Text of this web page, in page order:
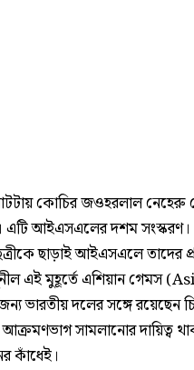
কোচির জওহরলাল নেহেরু
এটি আইএসএলের দশম সংস্করণ।
ছাড়াই আইএসএলে তাদের
এই মুহূর্তে এশিয়ান গেমস
ভারতীয় দলের সঙ্গে রয়েছেন
সামলানোর দায়িত্ব
কাঁধেই।